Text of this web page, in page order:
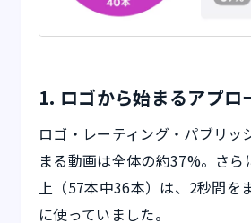
1. ロゴから始まるアプロ
ロゴ・レーティング・パブリッ
まる動画は全体の約37%。さ
上（57本中36本）は、2秒間を
に使っていました。